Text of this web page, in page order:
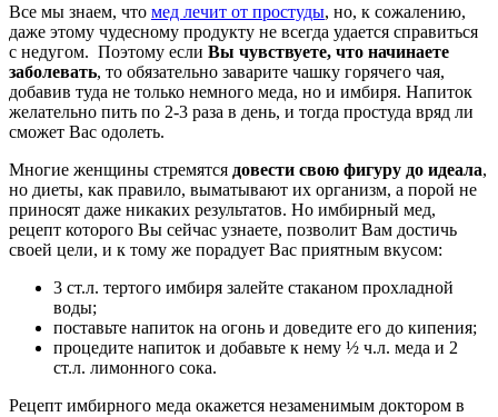
Все мы знаем, что мед лечит от простуды, но, к сожалению,
даже этому чудесному продукту не всегда удается справиться
с недугом. Поэтому если Вы чувствуете, что начинаете
заболевать, то обязательно заварите чашку горячего чая,
добавив туда не только немного меда, но и имбиря. Напиток
желательно пить по 2-3 раза в день, и тогда простуда вряд ли
сможет Вас одолеть.
Многие женщины стремятся довести свою фигуру до идеала,
но диеты, как правило, выматывают их организм, а порой не
приносят даже никаких результатов. Но имбирный мед,
рецепт которого Вы сейчас узнаете, позволит Вам достичь
своей цели, и к тому же порадует Вас приятным вкусом:
3 ст.л. тертого имбиря залейте стаканом прохладной
воды;
поставьте напиток на огонь и доведите его до кипения;
процедите напиток и добавьте к нему ½ ч.л. меда и 2
ст.л. лимонного сока.
Рецепт имбирного меда окажется незаменимым доктором в